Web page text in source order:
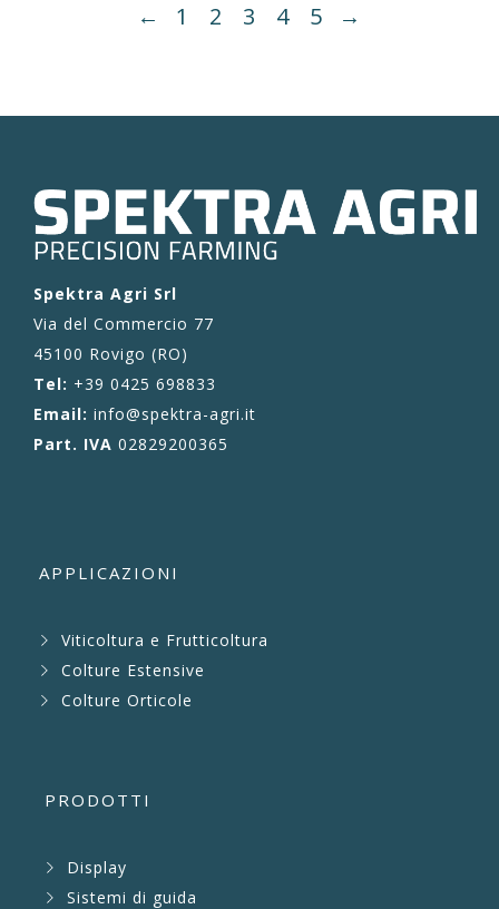
← 1 2 3 4 5 →
Spektra Agri Srl
Via del Commercio 77
45100 Rovigo (RO)
Tel: +39 0425 698833
Email: info@spektra-agri.it
Part. IVA 02829200365
APPLICAZIONI
Viticoltura e Frutticoltura
Colture Estensive
Colture Orticole
PRODOTTI
Display
Sistemi di guida